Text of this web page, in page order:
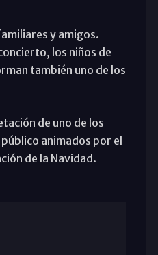
y amigos.
los niños de
también uno de los
de uno de los
animados por el
de la Navidad.